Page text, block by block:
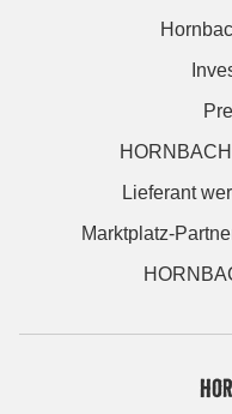
Lieferant
Marktplatz-